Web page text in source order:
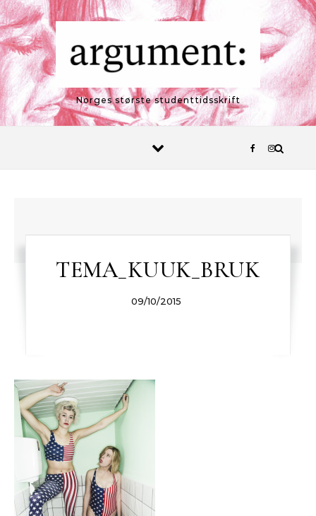
Skip to content
Norges største studenttidsskrift
TEMA_KUUK_BRUK
09/10/2015